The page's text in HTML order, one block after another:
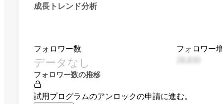
成長トレンド分析
フォロワー数
データなし
フォロワー
フォロワー数の推移
試用プログラムのアンロックの申請に進む。